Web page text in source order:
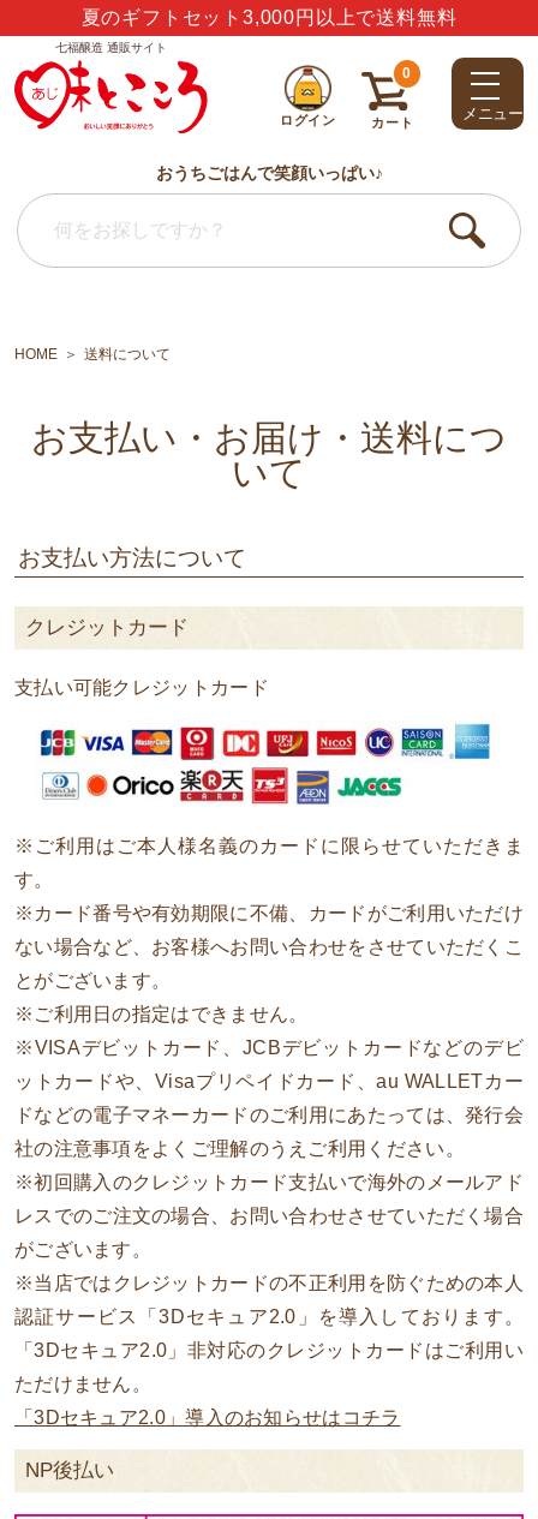
夏のギフトセット3,000円以上で送料無料
七福醸造 通販サイト
ログイン
0
カート メニュー
おうちごはんで笑顔いっぱい♪
HOME 送料について
お支払い・お届け・送料につ
いて
お支払い方法について
クレジットカード
支払い可能クレジットカード
※ご利用はご本人様名義のカードに限らせていただきま
す。
※カード番号や有効期限に不備、カードがご利用いただけ
ない場合など、お客様へお問い合わせをさせていただくこ
とがございます。
※ご利用日の指定はできません。
※VISAデビットカード、JCBデビットカードなどのデビ
ットカードや、Visaプリペイドカード、au WALLETカー
ドなどの電子マネーカードのご利用にあたっては、発行会
社の注意事項をよくご理解のうえご利用ください。
※初回購入のクレジットカード支払いで海外のメールアド
レスでのご注文の場合、お問い合わせさせていただく場合
がございます。
※当店ではクレジットカードの不正利用を防ぐための本人
認証サービス「3Dセキュア2.0」を導入しております。
「3Dセキュア2.0」非対応のクレジットカードはご利用い
ただけません。
「3Dセキュア2.0」導入のお知らせはコチラ
NP後払い